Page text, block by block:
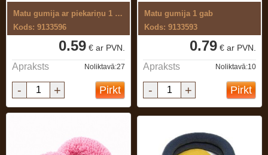
Matu gumija ar piekariņu 1 gab.
Kods: 9133596
0.59 € ar PVN.
Apraksts Noliktavā:27
- + Pirkt
Matu gumija 1 gab
Kods: 9133593
0.79 € ar PVN.
Apraksts Noliktavā:10
- + Pirkt